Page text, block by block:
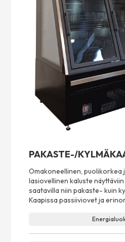
PAKASTE-/
Omakoneellinen, puolikorkea
lasiovellinen kaluste
saatavilla niin pakaste- kuin
Kaapissa passiiviovet ja